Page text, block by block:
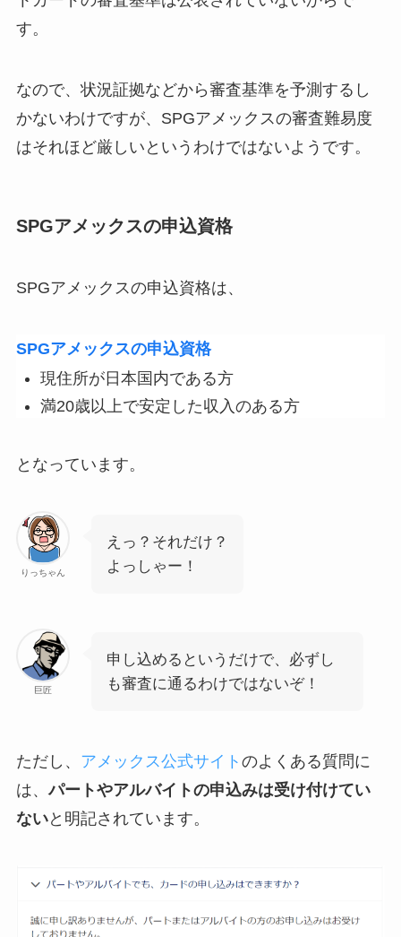
す。
なので、状況証拠などから審査基準を予測するし
かないわけですが、SPGアメックスの審査難易度
はそれほど厳しいというわけではないようです。
SPGアメックスの申込資格
SPGアメックスの申込資格は、
SPGアメックスの申込資格
現住所が日本国内である方
満20歳以上で安定した収入のある方
となっています。
りっちゃん
えっ？それだけ？
よっしゃー！
巨匠
申し込めるというだけで、必ずし
も審査に通るわけではないぞ！
ただし、 アメックス公式サイト のよくある質問に
は、パートやアルバイトの申込みは受け付けてい
ないと明記されています。